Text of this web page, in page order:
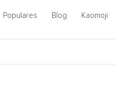
Populares Blog Kaomoji